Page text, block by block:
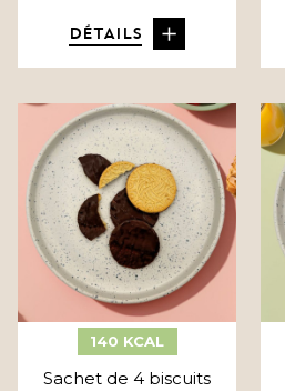
DÉTAILS
140 KCAL
Sachet de 4 biscuits